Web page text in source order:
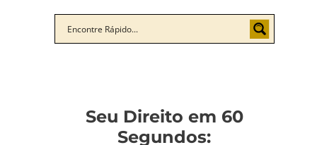
Seu Direito em 60
Segundos: